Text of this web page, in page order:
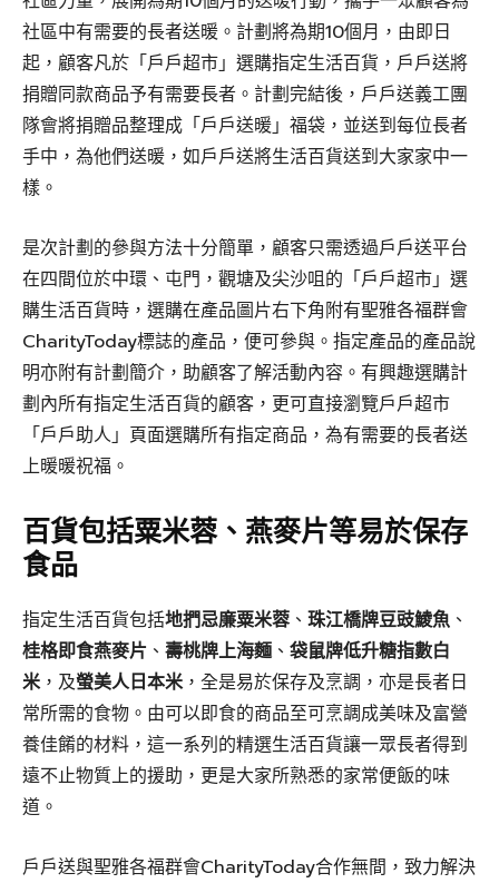
社區中有需要的長者送暖。計劃將為期10個月，由即日
起，顧客凡於「戶戶超市」選購指定生活百貨，戶戶送將
捐贈同款商品予有需要長者。計劃完結後，戶戶送義工團
隊會將捐贈品整理成「戶戶送暖」福袋，並送到每位長者
手中，為他們送暖，如戶戶送將生活百貨送到大家家中一
樣。
是次計劃的參與方法十分簡單，顧客只需透過戶戶送平台
在四間位於中環、屯門，觀塘及尖沙咀的「戶戶超市」選
購生活百貨時，選購在產品圖片右下角附有聖雅各福群會
CharityToday標誌的產品，便可參與。指定產品的產品說
明亦附有計劃簡介，助顧客了解活動內容。有興趣選購計
劃內所有指定生活百貨的顧客，更可直接瀏覽戶戶超市
「戶戶助人」頁面選購所有指定商品，為有需要的長者送
上暖暖祝福。
百貨包括粟米蓉、燕麥片等易於保存
食品
指定生活百貨包括地捫忌廉粟米蓉 、 珠江橋牌豆豉鯪魚 、
桂格即食燕麥片 、 壽桃牌上海麵、 袋鼠牌低升糖指數白
米，及螢美人日本米，全是易於保存及烹調，亦是長者日
常所需的食物。由可以即食的商品至可烹調成美味及富營
養佳餚的材料，這一系列的精選生活百貨讓一眾長者得到
遠不止物質上的援助，更是大家所熟悉的家常便飯的味
道。
戶戶送與聖雅各福群會CharityToday合作無間，致力解決